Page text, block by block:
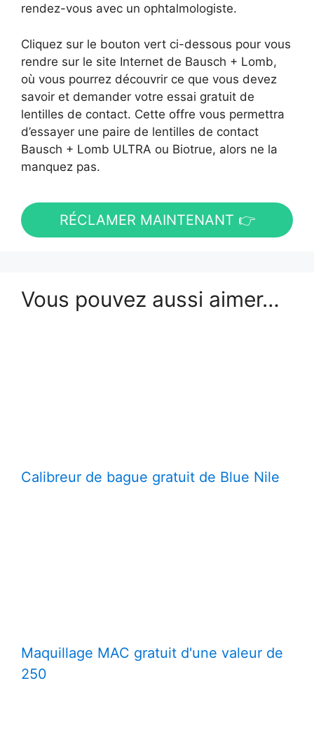
rendez-vous avec un ophtalmologiste.
Cliquez sur le bouton vert ci-dessous pour vous
rendre sur le site Internet de Bausch + Lomb,
où vous pourrez découvrir ce que vous devez
savoir et demander votre essai gratuit de
lentilles de contact. Cette offre vous permettra
d’essayer une paire de lentilles de contact
Bausch + Lomb ULTRA ou Biotrue, alors ne la
manquez pas.
RÉCLAMER MAINTENANT 👉
Vous pouvez aussi aimer…
Calibreur de bague gratuit de Blue Nile
Maquillage MAC gratuit d'une valeur de
250